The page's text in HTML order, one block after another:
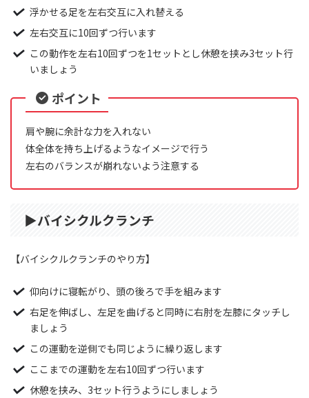
浮かせる足を左右交互に入れ替える
左右交互に10回ずつ行います
この動作を左右10回ずつを1セットとし休憩を挟み3セット行
いましょう
ポイント
肩や腕に余計な力を入れない
体全体を持ち上げるようなイメージで行う
左右のバランスが崩れないよう注意する
▶︎バイシクルクランチ
【バイシクルクランチのやり方】
仰向けに寝転がり、頭の後ろで手を組みます
右足を伸ばし、左足を曲げると同時に右肘を左膝にタッチし
ましょう
この運動を逆側でも同じように繰り返します
ここまでの運動を左右10回ずつ行います
休憩を挟み、3セット行うようにしましょう